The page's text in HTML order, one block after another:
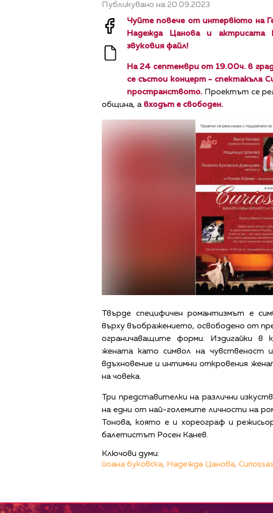
Публикувано на 20.09.2023
Чуйте повече от интервюто на
Надежда Цанова и актрисата
звуковия файл!
На 24 септември от 19.00ч. в
се състои концерт - спектакъла
пространството. Проектът се
община, а входът е свободен.
Твърде специфичен романтизмът е
върху въображението, освободено от
ограничаващите форми. Издигайки в
жената като символ на чувственост
вдъхновение и интимни откровения
на човека.
Три представителки на различни
на едни от най-големите личности на
Тонова, която е и хореограф и
балетистът Росен Канев.
Ключови думи:
йоана буковска, Надежда Цанова, Curiossas